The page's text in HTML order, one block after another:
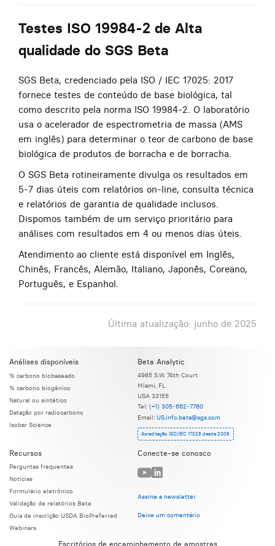
Testes ISO 19984-2 de Alta
qualidade do SGS Beta
SGS Beta, credenciado pela ISO / IEC 17025: 2017
fornece testes de conteúdo de base biológica, tal
como descrito pela norma ISO 19984-2. O laboratório
usa o acelerador de espectrometria de massa (AMS
em inglês) para determinar o teor de carbono de base
biológica de produtos de borracha e de borracha.
O SGS Beta rotineiramente divulga os resultados em
5-7 dias úteis com relatórios on-line, consulta técnica
e relatórios de garantia de qualidade inclusos.
Dispomos também de um serviço prioritário para
análises com resultados em 4 ou menos dias úteis.
Atendimento ao cliente está disponível em Inglês,
Chinês, Francês, Alemão, Italiano, Japonês, Coreano,
Português, e Espanhol.
Última atualização: junho de 2025